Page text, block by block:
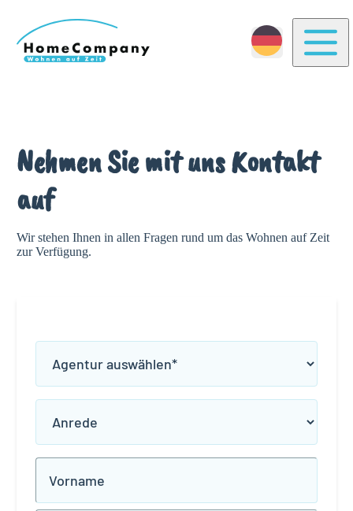
Nehmen Sie mit uns Kontakt
auf
Wir stehen Ihnen in allen Fragen rund um das Wohnen auf Zeit
zur Verfügung.
Name